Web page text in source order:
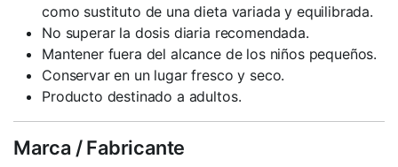
como sustituto de una dieta variada y equilibrada.
No superar la dosis diaria recomendada.
Mantener fuera del alcance de los niños pequeños.
Conservar en un lugar fresco y seco.
Producto destinado a adultos.
Marca / Fabricante